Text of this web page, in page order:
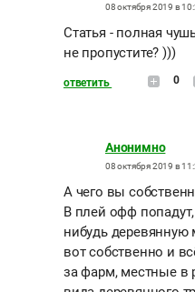
08 октября 2019 в
Статья - полная
не пропустите? )))
ответить 0
Анонимно
08 октября 2019 в
А чего вы
В плей офф
нибудь деревянную
вот собственно и
за фарм, местные в